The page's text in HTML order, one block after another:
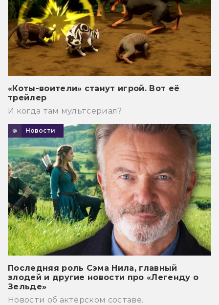
«Коты-воители» станут игрой. Вот её
трейлер
И когда там мультсериал?
Новости
Последняя роль Сэма Нила, главный
злодей и другие новости про «Легенду о
Зельде»
Новости об актёрском составе.